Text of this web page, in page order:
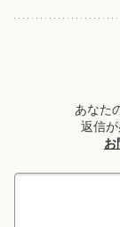
あなた
返信
お